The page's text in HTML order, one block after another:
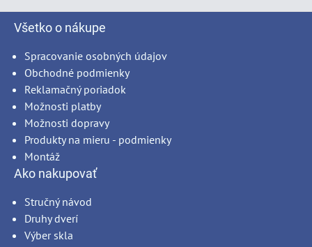
Všetko o nákupe
Spracovanie osobných údajov
Obchodné podmienky
Reklamačný poriadok
Možnosti platby
Možnosti dopravy
Produkty na mieru - podmienky
Montáž
Ako nakupovať
Stručný návod
Druhy dverí
Výber skla